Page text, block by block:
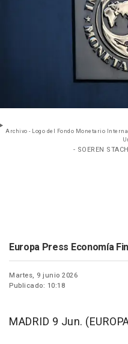
Archivo - Logo del Fondo Monetario
- SOEREN
Europa Press Economía
Martes, 9 junio 2026
Publicado: 10:18
MADRID 9 Jun.